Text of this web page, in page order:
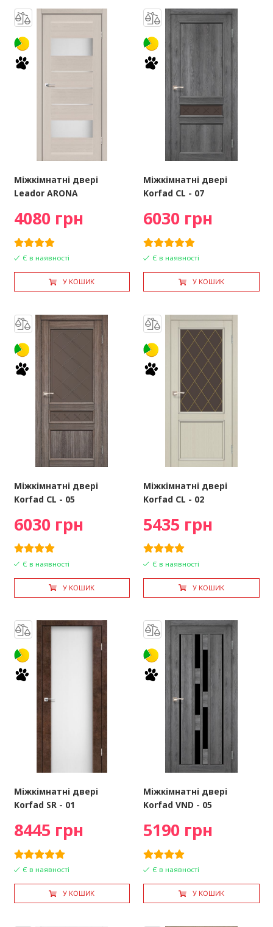
Міжкімнатні двері
Leador ARONA
4080 грн
Є в наявності
У КОШИК
Міжкімнатні двері
Korfad CL - 07
6030 грн
Є в наявності
У КОШИК
Міжкімнатні двері
Korfad CL - 05
6030 грн
Є в наявності
У КОШИК
Міжкімнатні двері
Korfad CL - 02
5435 грн
Є в наявності
У КОШИК
Міжкімнатні двері
Korfad SR - 01
8445 грн
Є в наявності
У КОШИК
Міжкімнатні двері
Korfad VND - 05
5190 грн
Є в наявності
У КОШИК